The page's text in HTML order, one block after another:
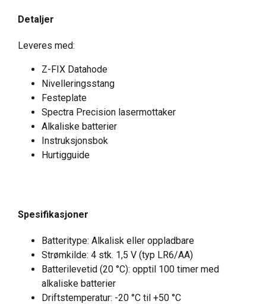
Detaljer
Leveres med:
Z-FIX Datahode
Nivelleringsstang
Festeplate
Spectra Precision lasermottaker
Alkaliske batterier
Instruksjonsbok
Hurtigguide
Spesifikasjoner
Batteritype: Alkalisk eller oppladbare
Strømkilde: 4 stk. 1,5 V (typ LR6/AA)
Batterilevetid (20 °C): opptil 100 timer med
alkaliske batterier
Driftstemperatur: -20 °C til +50 °C